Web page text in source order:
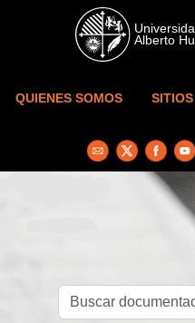
Skip to main content
QUIENES SOMOS